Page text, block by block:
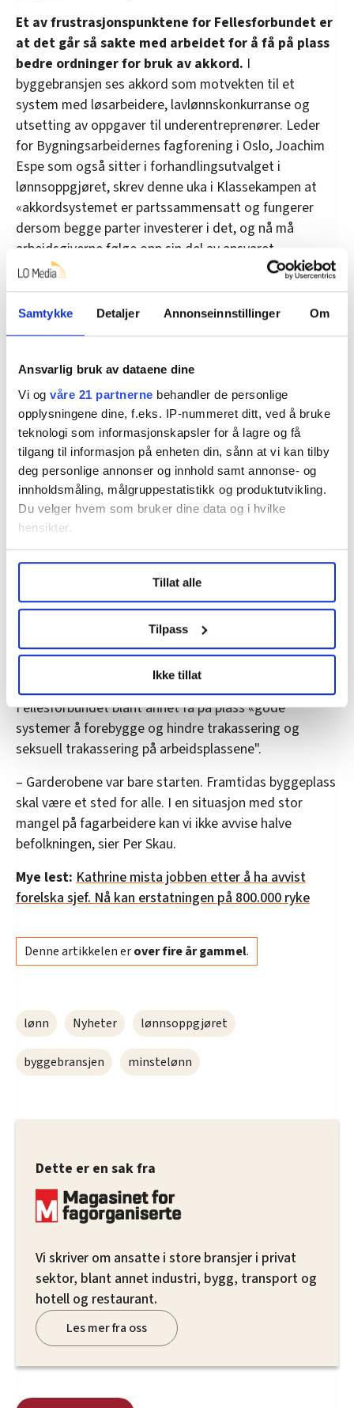
Samtykke Detaljer Annonseinnstillinger Om
Ansvarlig bruk av dataene dine
Vi og våre 21 partnerne behandler de personlige
opplysningene dine, f.eks. IP-nummeret ditt, ved å bruke
teknologi som informasjonskapsler for å lagre og få
tilgang til informasjon på enheten din, sånn at vi kan tilby
deg personlige annonser og innhold samt annonse- og
innholdsmåling, målgruppestatistikk og produktutvikling.
Du velger hvem som bruker dine data og i hvilke
hensikter.
Undermer infokan du lese om hvordan dine personlige
data behandles og hvordan du kan velge hvordan de skal
brukes. Du kan hele tiden endre eller trekke tilbake ditt
samtykke fra erklæringen om informasjonskapsler.
LO Medias publikasjoner frifagbevegelse.no, hk-nytt.no
og fontene.no bruker informasjonskapsler (cookies) for å
lære hvordan våre nettsider blir brukt slik at vi tilby
relevant innhold, tilpassede annonser og utarbeide
statistikk.
Vi deler bare informasjon om hvordan du bruker
nettstedet med LO Medias egne samarbeidspartnere
innenfor analyse og annonsering. Disse er angitt i
oversikten lengre ned på denne siden.
Tillat alle
Tilpass
Ikke tillat
Et av frustrasjonspunktene for Fellesforbundet er
at det går så sakte med arbeidet for å få på plass
bedre ordninger for bruk av akkord. I
byggebransjen ses akkord som motvekten til et
system med løsarbeidere, lavlønnskonkurranse og
utsetting av oppgaver til underentreprenører. Leder
for Bygningsarbeidernes fagforening i Oslo, Joachim
Espe som også sitter i forhandlingsutvalget i
lønnsoppgjøret, skrev denne uka i Klassekampen at
«akkordsystemet er partssammensatt og fungerer
dersom begge parter investerer i det, og nå må
arbeidsgiverne følge opp sin del av ansvaret.
– Vi har i mange år hatt en enighet med
papiret. I praksis har lite skjedd.Akkord er ekstremt
et produktivitetsstyrt system, sier Per Skau. Han
trekker blant annet fram kravet de leverte i dag om at
arbeidsgiverne skal finansiere et fond som skal betale
for et servicekontor for fremming av akkord.
Lønnsoppgjøret forklart:Slik bestemmes den nye
lønna di
Mer likestilling
Et siste viktig krav Fellesforbundet stiller i år, er at det
tas nye grep for bedre likestilling i bransjen. Om lag 2,5
prosent av dem som jobber i produksjonen på
byggeplasser er kvinner.
Ved forrige oppgjør kom retten til egne, skikkelige
Fellesforbundet blant annet få på plass «gode
systemer å forebygge og hindre trakassering og
seksuell trakassering på arbeidsplassene".
– Garderobene var bare starten. Framtidas byggeplass
skal være et sted for alle. I en situasjon med stor
mangel på fagarbeidere kan vi ikke avvise halve
befolkningen, sier Per Skau.
Mye lest: Kathrine mista jobben etter å ha avvist
forelska sjef. Nå kan erstatningen på 800.000 ryke
Denne artikkelen erover fire år gammel.
lønn Nyheter lønnsoppgjøret
byggebransjen minstelønn
Dette er en sak fra
Vi skriver om ansatte i store bransjer i privat
sektor, blant annet industri, bygg, transport og
hotell og restaurant.
Les mer fra oss